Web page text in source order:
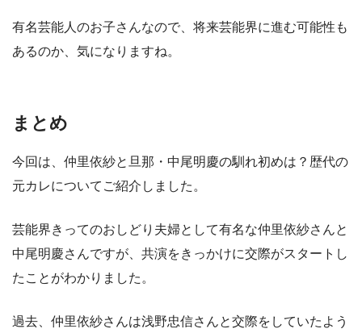
有名芸能人のお子さんなので、将来芸能界に進む可能性も
あるのか、気になりますね。
まとめ
今回は、仲里依紗と旦那・中尾明慶の馴れ初めは？歴代の
元カレについてご紹介しました。
芸能界きってのおしどり夫婦として有名な仲里依紗さんと
中尾明慶さんですが、共演をきっかけに交際がスタートし
たことがわかりました。
過去、仲里依紗さんは浅野忠信さんと交際をしていたよう